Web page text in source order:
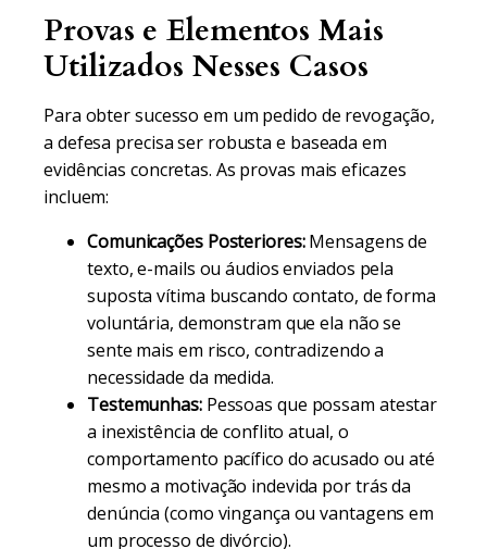
Provas e Elementos Mais
Utilizados Nesses Casos
Para obter sucesso em um pedido de revogação,
a defesa precisa ser robusta e baseada em
evidências concretas. As provas mais eficazes
incluem:
Comunicações Posteriores:Mensagens de
texto, e-mails ou áudios enviados pela
suposta vítima buscando contato, de forma
voluntária, demonstram que ela não se
sente mais em risco, contradizendo a
necessidade da medida.
Testemunhas:Pessoas que possam atestar
a inexistência de conflito atual, o
comportamento pacífico do acusado ou até
mesmo a motivação indevida por trás da
denúncia (como vingança ou vantagens em
um processo de divórcio).